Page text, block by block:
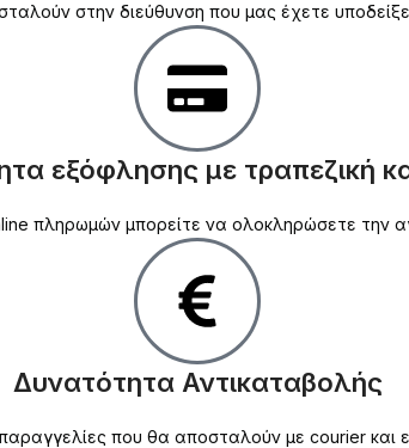
στην διεύθυνση που μας έχετε
εξόφλησης με τραπεζική
πληρωμών μπορείτε να ολοκληρώσετε
Δυνατότητα Αντικαταβολής
που θα αποσταλούν με courier και